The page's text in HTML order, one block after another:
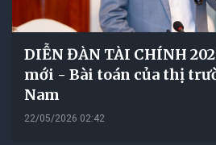
DIỄN ĐÀN TÀI CHÍNH
mới - Bài toán của thị
Nam
22/05/2026 02:42